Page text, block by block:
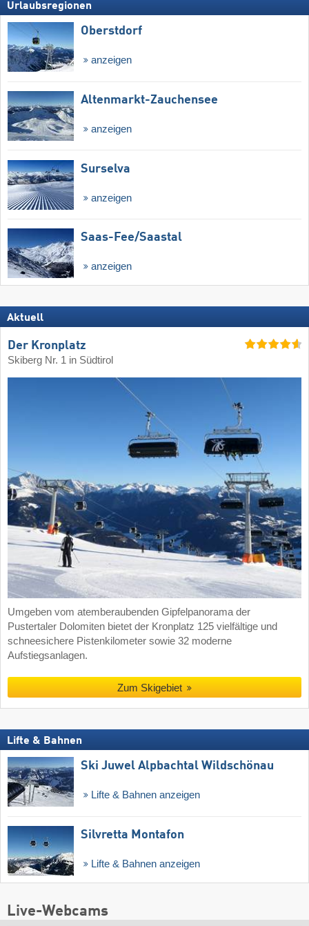
Urlaubsregionen
Oberstdorf
anzeigen
Altenmarkt-Zauchensee
anzeigen
Surselva
anzeigen
Saas-Fee/​Saastal
anzeigen
Aktuell
Der Kronplatz
Skiberg Nr. 1 in Südtirol
Umgeben vom atemberaubenden Gipfelpanorama der
Pustertaler Dolomiten bietet der Kronplatz 125 vielfältige und
schneesichere Pistenkilometer sowie 32 moderne
Aufstiegsanlagen.
Zum Skigebiet
Lifte & Bahnen
Ski Juwel Alpbachtal Wildschönau
Lifte & Bahnen anzeigen
Silvretta Montafon
Lifte & Bahnen anzeigen
Live-Webcams